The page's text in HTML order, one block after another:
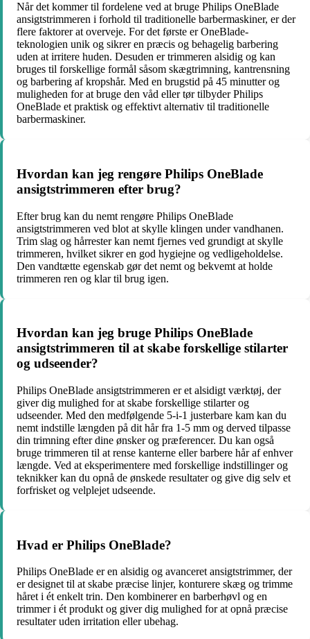
Når det kommer til fordelene ved at bruge Philips OneBlade
ansigtstrimmeren i forhold til traditionelle barbermaskiner, er der
flere faktorer at overveje. For det første er OneBlade-
teknologien unik og sikrer en præcis og behagelig barbering
uden at irritere huden. Desuden er trimmeren alsidig og kan
bruges til forskellige formål såsom skægtrimning, kantrensning
og barbering af kropshår. Med en brugstid på 45 minutter og
muligheden for at bruge den våd eller tør tilbyder Philips
OneBlade et praktisk og effektivt alternativ til traditionelle
barbermaskiner.
Hvordan kan jeg rengøre Philips OneBlade
ansigtstrimmeren efter brug?
Efter brug kan du nemt rengøre Philips OneBlade
ansigtstrimmeren ved blot at skylle klingen under vandhanen.
Trim slag og hårrester kan nemt fjernes ved grundigt at skylle
trimmeren, hvilket sikrer en god hygiejne og vedligeholdelse.
Den vandtætte egenskab gør det nemt og bekvemt at holde
trimmeren ren og klar til brug igen.
Hvordan kan jeg bruge Philips OneBlade
ansigtstrimmeren til at skabe forskellige stilarter
og udseender?
Philips OneBlade ansigtstrimmeren er et alsidigt værktøj, der
giver dig mulighed for at skabe forskellige stilarter og
udseender. Med den medfølgende 5-i-1 justerbare kam kan du
nemt indstille længden på dit hår fra 1-5 mm og derved tilpasse
din trimning efter dine ønsker og præferencer. Du kan også
bruge trimmeren til at rense kanterne eller barbere hår af enhver
længde. Ved at eksperimentere med forskellige indstillinger og
teknikker kan du opnå de ønskede resultater og give dig selv et
forfrisket og velplejet udseende.
Hvad er Philips OneBlade?
Philips OneBlade er en alsidig og avanceret ansigtstrimmer, der
er designet til at skabe præcise linjer, konturere skæg og trimme
håret i ét enkelt trin. Den kombinerer en barberhøvl og en
trimmer i ét produkt og giver dig mulighed for at opnå præcise
resultater uden irritation eller ubehag.